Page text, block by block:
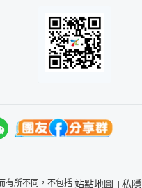
有所不同，不包括站點地圖 | 私隱